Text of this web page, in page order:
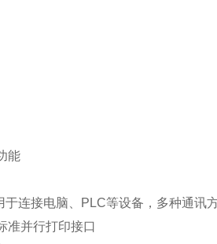
能
于连接电脑、 PLC等设备，多种通讯
准并行打印接口